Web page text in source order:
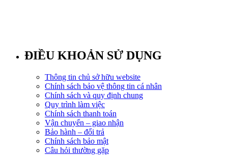
ĐIỀU KHOẢN SỬ DỤNG
Thông tin chủ sở hữu website
Chính sách bảo vệ thông tin cá nhân
Chính sách và quy định chung
Quy trình làm việc
Chính sách thanh toán
Vận chuyển – giao nhận
Bảo hành – đổi trả
Chính sách bảo mật
Câu hỏi thường gặp